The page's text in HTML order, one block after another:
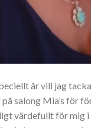
år vill jag
salong Mia’s för
värdefullt för mig i